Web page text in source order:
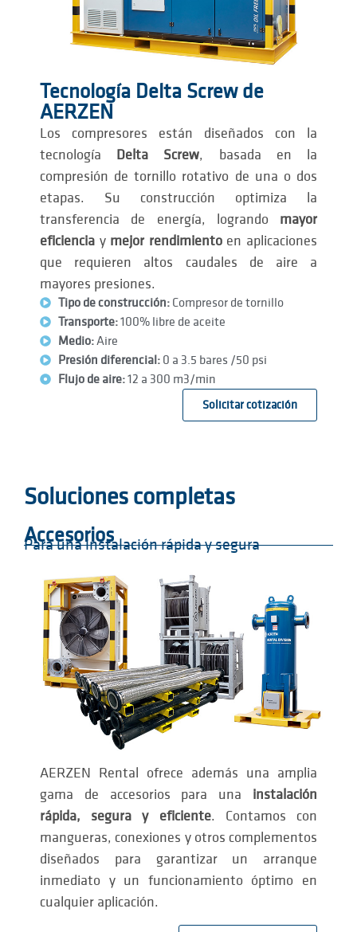
Tecnología Delta Screw de
AERZEN
Los compresores están diseñados con la
tecnología
Delta Screw, basada en la
compresión de tornillo rotativo de una o dos
etapas. Su construcción optimiza la
transferencia de energía, logrando mayor
eficiencia ymejor rendimientoen aplicaciones
que requieren altos caudales de aire a
mayores presiones.
Tipo de construcción:Compresor de tornillo
Transporte:100% libre de aceite
Medio:Aire
Presión diferencial:0 a 3.5 bares /50 psi
Flujo de aire:12 a 300 m3/min
Solicitar cotización
Soluciones completas
Accesorios
Para una instalación rápida y segura
AERZEN Rental ofrece además una amplia
gama de accesorios para una instalación
rápida, segura y eficiente. Contamos con
mangueras, conexiones y otros complementos
diseñados para garantizar un arranque
inmediato y un funcionamiento óptimo en
cualquier aplicación.